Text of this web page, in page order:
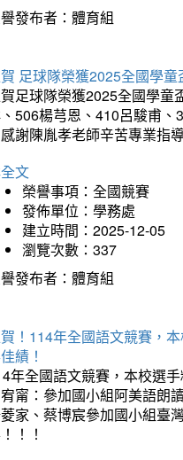
發布者：體育組
足球隊榮獲2025全國學
足球隊榮獲2025全國學童
506楊芎恩、410呂駿甫
謝陳胤孝老師辛苦專業指
文
榮譽事項：全國競賽
發佈單位：學務處
建立時間：2025-12-05
瀏覽次數：337
發布者：體育組
！114年全國語文競賽，
績！
年全國語文競賽，本校選
甯：參加國小組阿美語朗
家、蔡博宸參加國小組臺
！！